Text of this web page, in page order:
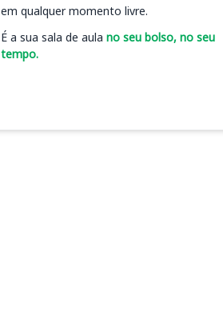
em qualquer momento livre.
É a sua sala de aula no seu bolso, no seu
tempo.